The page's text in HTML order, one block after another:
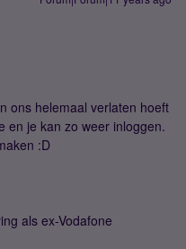
ons helemaal verlaten hoeft
en je kan zo weer inloggen.
:D
als ex-Vodafone